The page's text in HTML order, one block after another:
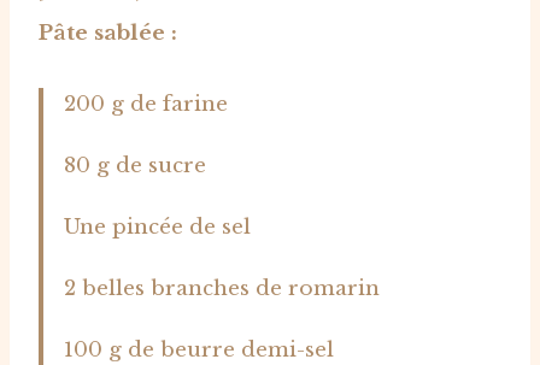
Pâte sablée :
200 g de farine
80 g de sucre
Une pincée de sel
2 belles branches de romarin
100 g de beurre demi-sel